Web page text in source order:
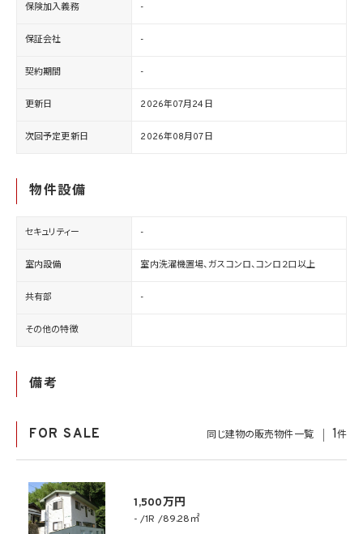
保険加入義務 -
保証会社 -
契約期間 -
更新日 2026年07月24日
次回予定更新日 2026年08月07日
物件設備
セキュリティー -
室内設備 室内洗濯機置場、ガスコンロ、コンロ２口以上
共有部 -
その他の特徴
備考
FOR SALE 同じ建物の販売物件一覧 1件
1,500万円
- 1R 89.28㎡